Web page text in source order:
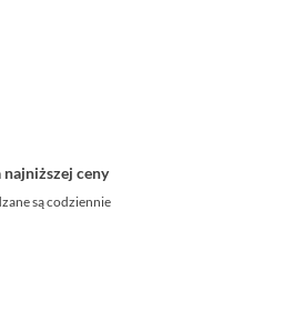
ceny
są codziennie